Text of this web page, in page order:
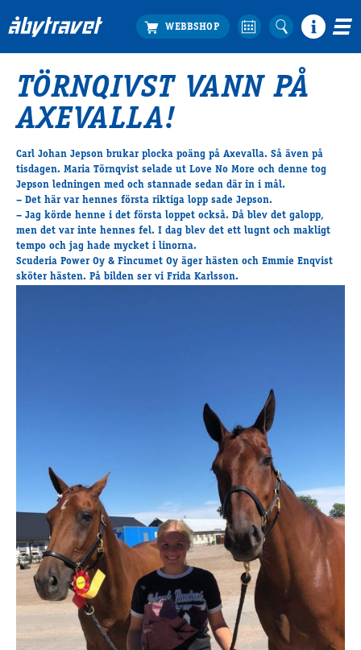
Köp biljett
Travprogrammet
Bra att veta
Restauranger
Catering by Lyon
Hotell nära oss
Nybörjar­guide
Presentkort
Tävlingsdagar
Hört och hänt
Tävlingsserier
Träning och provlopp
Aktiva
Månadens hästägare 2026
Månadens B-tränare 2026
Euro Classic Trot
Andelshästar
TÖRNQIVST VANN PÅ
AXEVALLA!
Carl Johan Jepson brukar plocka poäng på Axevalla. Så även på
tisdagen. Maria Törnqvist selade ut Love No More och denne tog
Jepson ledningen med och stannade sedan där in i mål.
– Det här var hennes första riktiga lopp sade Jepson.
– Jag körde henne i det första loppet också. Då blev det galopp,
men det var inte hennes fel. I dag blev det ett lugnt och makligt
tempo och jag hade mycket i linorna.
Scuderia Power Oy & Fincumet Oy äger hästen och Emmie Enqvist
sköter hästen. På bilden ser vi Frida Karlsson.